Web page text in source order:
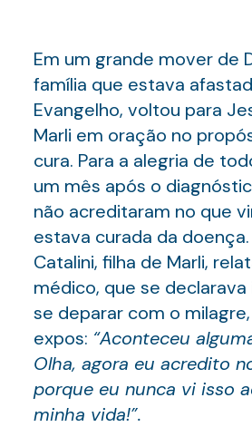
Em um grande mover de
família que estava
Evangelho, voltou para
Marli em oração no
cura. Para a alegria de
um mês após o
não acreditaram no que
estava curada da
Catalini, filha de Marli,
médico, que se declarava
se deparar com o milagre,
expos: “Aconteceu
Olha, agora eu acredito
porque eu nunca vi isso
minha vida!”.